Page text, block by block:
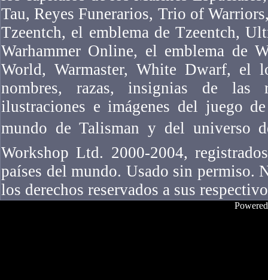
Tau, Reyes Funerarios, Trio of
Tzeentch, el emblema de Tzeentch,
Warhammer Online, el emblema de
World, Warmaster, White Dwarf, el
nombres, razas, insignias de las
ilustraciones e imágenes del juego
mundo de Talisman y del universo
Workshop Ltd. 2000-2004,
países del mundo. Usado sin permiso.
los derechos reservados a sus